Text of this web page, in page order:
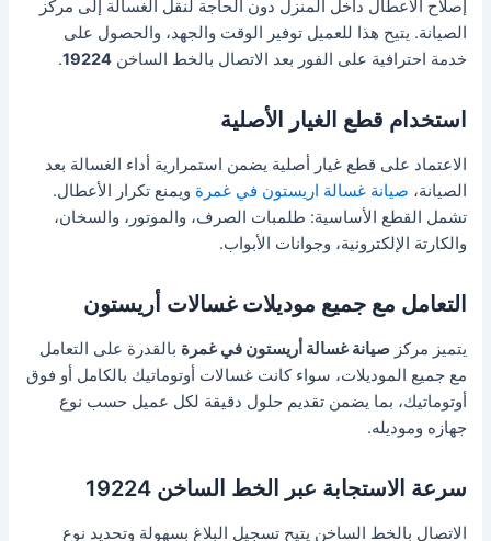
إصلاح الأعطال داخل المنزل دون الحاجة لنقل الغسالة إلى مركز
الصيانة. يتيح هذا للعميل توفير الوقت والجهد، والحصول على
خدمة احترافية على الفور بعد الاتصال بالخط الساخن19224
.
استخدام قطع الغيار الأصلية
الاعتماد على قطع غيار أصلية يضمن استمرارية أداء الغسالة بعد
الصيانة، صيانة غسالة اريستون في غمرة ويمنع تكرار الأعطال.
تشمل القطع الأساسية: طلمبات الصرف، والموتور، والسخان،
والكارتة الإلكترونية، وجوانات الأبواب.
التعامل مع جميع موديلات غسالات أريستون
يتميز مركزصيانة غسالة أريستون في غمرة بالقدرة على التعامل
مع جميع الموديلات، سواء كانت غسالات أوتوماتيك بالكامل أو فوق
أوتوماتيك، بما يضمن تقديم حلول دقيقة لكل عميل حسب نوع
جهازه وموديله.
سرعة الاستجابة عبر الخط الساخن 19224
الاتصال بالخط الساخن يتيح تسجيل البلاغ بسهولة وتحديد نوع